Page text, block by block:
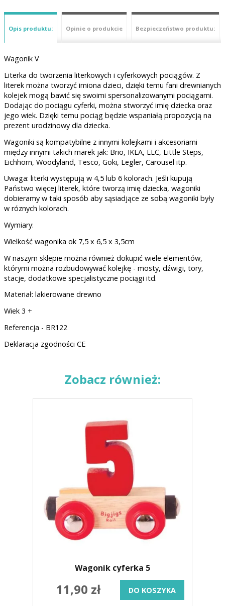
Opis produktu: Opinie o produkcie Bezpieczeństwo produktu:
Wagonik V
Literka do tworzenia literkowych i cyferkowych pociągów. Z
literek można tworzyć imiona dzieci, dzięki temu fani drewnianych
kolejek mogą bawić się swoimi spersonalizowanymi pociągami.
Dodając do pociągu cyferki, można stworzyć imię dziecka oraz
jego wiek. Dzięki temu pociąg będzie wspaniałą propozycją na
prezent urodzinowy dla dziecka.
Wagoniki są kompatybilne z innymi kolejkami i akcesoriami
między innymi takich marek jak: Brio, IKEA, ELC, Little Steps,
Eichhorn, Woodyland, Tesco, Goki, Legler, Carousel itp.
Uwaga: literki występują w 4,5 lub 6 kolorach. Jeśli kupują
Państwo więcej literek, które tworzą imię dziecka, wagoniki
dobieramy w taki sposób aby sąsiadjące ze sobą wagoniki były
w róznych kolorach.
Wymiary:
Wielkość wagonika ok 7,5 x 6,5 x 3,5cm
W naszym sklepie można również dokupić wiele elementów,
którymi można rozbudowywać kolejkę - mosty, dźwigi, tory,
stacje, dodatkowe specjalistyczne pociągi itd.
Materiał: lakierowane drewno
Wiek 3 +
Referencja - BR122
Deklaracja zgodności CE
Zobacz również:
Wagonik cyferka 5
11,90 zł DO KOSZYKA